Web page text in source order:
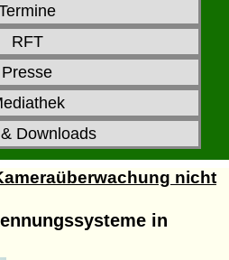
RFT
Presse
Downloads
nicht
in